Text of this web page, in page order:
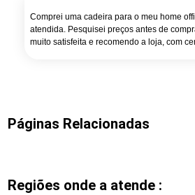
Comprei uma cadeira para o meu home
atendida. Pesquisei preços antes de
muito satisfeita e recomendo a loja, com
Páginas Relacionadas
Regiões onde a atende :